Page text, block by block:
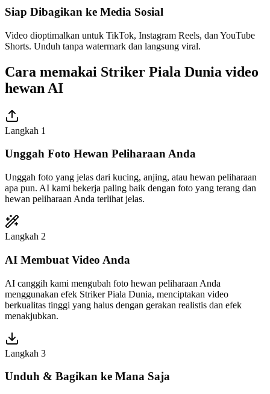
Siap Dibagikan ke Media Sosial
Video dioptimalkan untuk TikTok, Instagram Reels, dan YouTube
Shorts. Unduh tanpa watermark dan langsung viral.
Cara memakai Striker Piala Dunia video
hewan AI
Langkah 1
Unggah Foto Hewan Peliharaan Anda
Unggah foto yang jelas dari kucing, anjing, atau hewan peliharaan
apa pun. AI kami bekerja paling baik dengan foto yang terang dan
hewan peliharaan Anda terlihat jelas.
Langkah 2
AI Membuat Video Anda
AI canggih kami mengubah foto hewan peliharaan Anda
menggunakan efek Striker Piala Dunia, menciptakan video
berkualitas tinggi yang halus dengan gerakan realistis dan efek
menakjubkan.
Langkah 3
Unduh & Bagikan ke Mana Saja